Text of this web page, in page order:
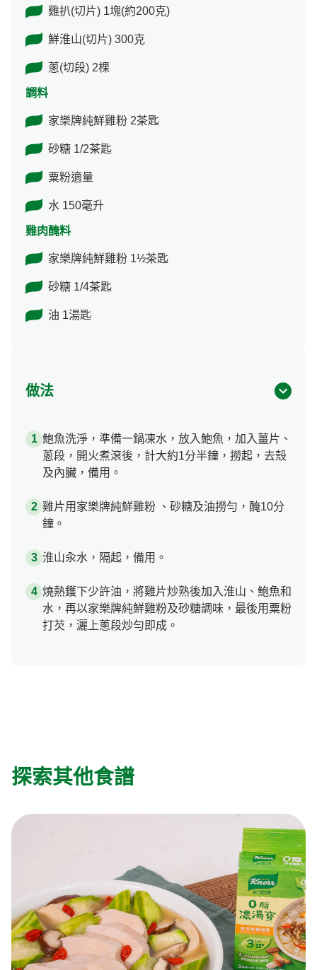
雞扒(切片) 1塊(約200克)
鮮淮山(切片) 300克
蔥(切段) 2棵
調料
家樂牌純鮮雞粉 2茶匙
砂糖 1/2茶匙
粟粉適量
水 150毫升
雞肉醃料
家樂牌純鮮雞粉 1½茶匙
砂糖 1/4茶匙
油 1湯匙
做法
鮑魚洗淨，準備一鍋凍水，放入鮑魚，加入薑片、
蔥段，開火煮滾後，計大約1分半鐘，撈起，去殼
及內臟，備用。
雞片用家樂牌純鮮雞粉 、砂糖及油撈勻，醃10分
鐘。
淮山汆水，隔起，備用。
燒熱鑊下少許油，將雞片炒熟後加入淮山、鮑魚和
水，再以家樂牌純鮮雞粉及砂糖調味，最後用粟粉
打芡，灑上蔥段炒勻即成。
探索其他食譜